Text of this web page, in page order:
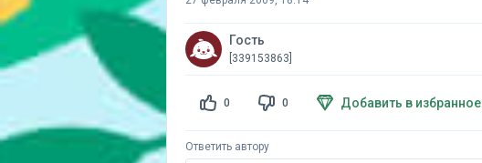
Гость
[339153863]
0 0 Добавить в избранное
Ответить автору